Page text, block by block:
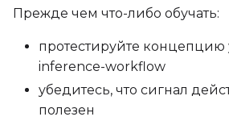
Прежде чем что-либо обучать:
протестируйте концепцию
inference-workflow
убедитесь, что сигнал
полезен